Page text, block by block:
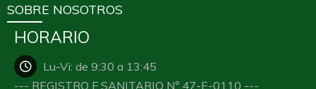
SOBRE NOSOTROS
HORARIO
Lu-Vi: de 9:30 a 13:45
--- REGISTRO E.SANITARIO Nº 47-E-0110 ---